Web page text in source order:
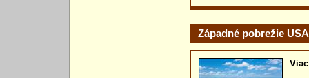
Západné pobrežie